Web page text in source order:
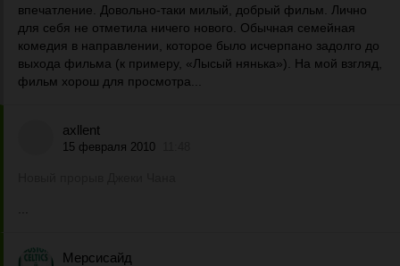
впечатление. Довольно-таки милый, добрый фильм. Лично
для себя не отметила ничего нового. Обычная семейная
комедия в направлении, которое было исчерпано задолго до
выхода фильма (к примеру, «Лысый нянька»). На мой взгляд,
фильм хорош для просмотра...
axllent
15 февраля 2010
Мерсисайд